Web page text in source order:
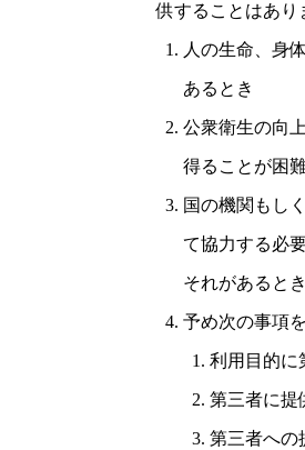
供することはあり
人の生命、身
あるとき
公衆衛生の向
得ることが困
国の機関もし
て協力する必
それがあるとき
予め次の事項
利用目的に
第三者に提
第三者への